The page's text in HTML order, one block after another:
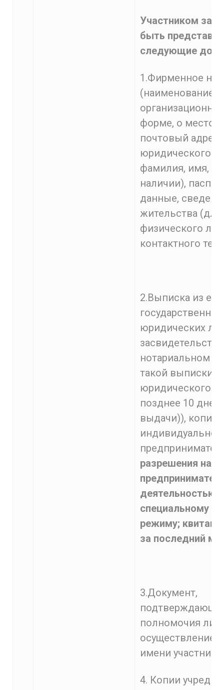
Участником
быть
следующие
1.Фирменное
(наименование),
форме, о
почтовый адрес
юридического
фамилия, имя,
наличии),
данные,
жительства (для
физического
контактного
2.Выписка из
юридических
нотариальном
такой выписки
юридического
позднее 10
выдачи)), копия
разрешения на
деятельностью
специальному
режиму;
за последний
3.Документ,
полномочия
осуществление
имени участника
4. Копии